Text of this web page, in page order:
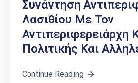
Συνάντηση
Λασιθίου Με Τον
Αντιπεριφερειάρχη
Πολιτικής Και
Continue Reading